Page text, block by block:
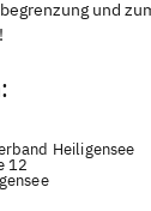
und
Heiligensee
12